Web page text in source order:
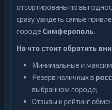
отсортированы по
сразу увидеть самые
городе Симферополь.
На что стоит обратить
Минимальные и
Резерв наличных в
выбранном городе;
Отзывы и рейтинг